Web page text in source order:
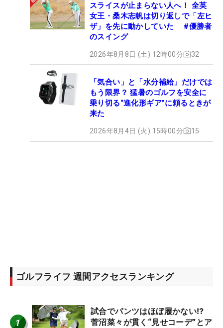
スライスが止まらない人へ！ 全英
女王・桑木志帆は切り返しで「左ヒ
ザ」を先に動かしていた #優勝者
のスイング
2026年8月8日 (土) 12時00分 32
「気合い」と「水分補給」だけでは
もう限界？ 猛暑のゴルフを安全に
乗り切る“進化形ギア”に頼るときが
来た
2026年8月4日 (火) 15時00分 15
ゴルフライフ 週間アクセスランキング
1
試合でパンツはほぼ履かない⁉
菅沼菜々が貫く“見せコーデ”とア